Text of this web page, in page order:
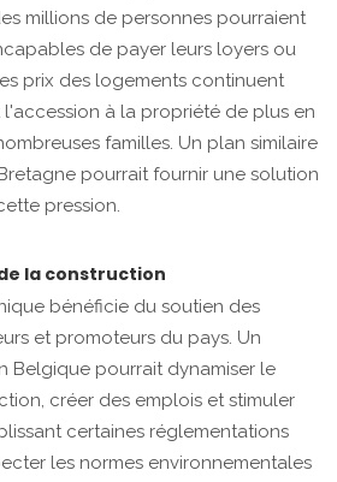
millions de personnes pourraient
de payer leurs loyers ou
prix des logements continuent
à la propriété de plus en
familles. Un plan similaire
pourrait fournir une solution
pression.
la construction
bénéficie du soutien des
et promoteurs du pays. Un
Belgique pourrait dynamiser le
créer des emplois et stimuler
certaines réglementations
les normes environnementales